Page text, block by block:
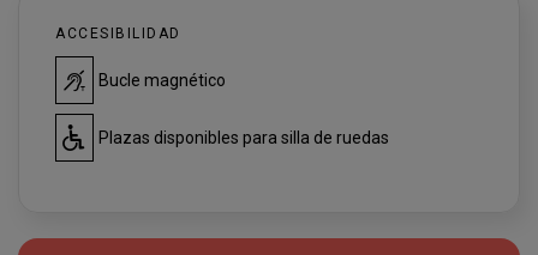
ACCESIBILIDAD
Bucle magnético
Plazas disponibles para silla de ruedas